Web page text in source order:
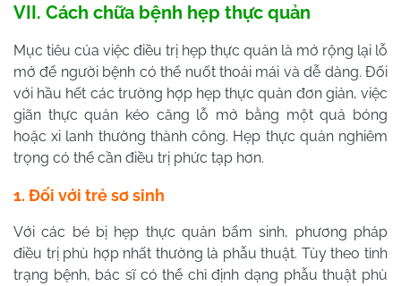
VII. Cách chữa bệnh hẹp thực quản
Mục tiêu của việc điều trị hẹp thực quản là mở rộng lại lỗ
mở để người bệnh có thể nuốt thoải mái và dễ dàng. Đối
với hầu hết các trường hợp hẹp thực quản đơn giản, việc
giãn thực quản kéo căng lỗ mở bằng một quả bóng
hoặc xi lanh thường thành công. Hẹp thực quản nghiêm
trọng có thể cần điều trị phức tạp hơn.
1. Đối với trẻ sơ sinh
Với các bé bị hẹp thực quản bẩm sinh, phương pháp
điều trị phù hợp nhất thường là phẫu thuật. Tùy theo tình
trạng bệnh, bác sĩ có thể chỉ định dạng phẫu thuật phù